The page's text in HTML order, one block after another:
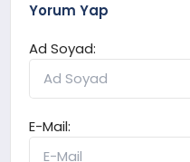
Yorum Yap
Ad Soyad:
E-Mail: